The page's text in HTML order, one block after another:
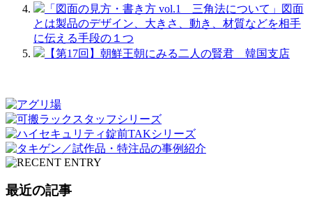
「図面の見方・書き方 vol.1 三角法について」図面
とは製品のデザイン、大きさ、動き、材質などを相手
に伝える手段の１つ
【第17回】朝鮮王朝にみる二人の賢君 韓国支店
最近の記事